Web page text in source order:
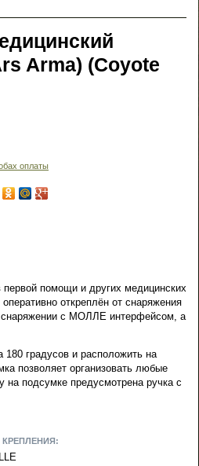
Arma) (Coyote
оплаты
помощи и других медицинских
откреплён от снаряжения
снаряжении с МОЛЛЕ интерфейсом, а
градусов и расположить на
позволяет организовать любые
на подсумке предусмотрена ручка с
КРЕПЛЕНИЯ: